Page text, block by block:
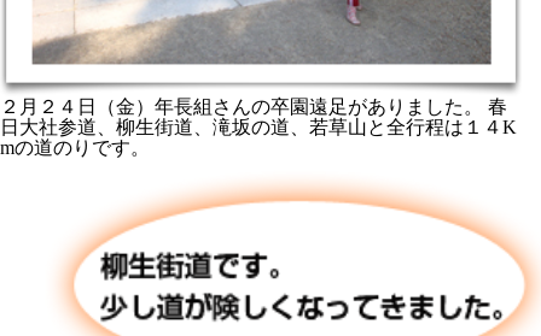
２月２４日（金）年長組さんの卒園遠足がありました。 春
日大社参道、柳生街道、滝坂の道、若草山と全行程は１４K
mの道のりです。